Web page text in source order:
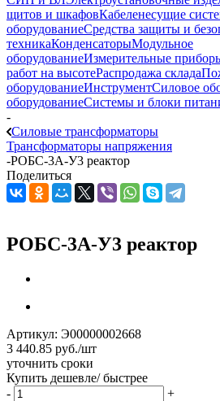
щитов и шкафовКабеленесущие
оборудованиеСредства защиты и
техникаКонденсаторыМодульное
оборудованиеИзмерительные
работ на высотеРаспродажа склада
оборудованиеИнструментСиловое
оборудованиеСистемы и блоки
-
Силовые трансформаторы
Трансформаторы напряжения
-РОБС-3А-У3 реактор
Поделиться
РОБС-3А-У3 реактор
Артикул: Э00000002668
3 440.85 руб./шт
уточнить сроки
Купить дешевле/ быстрее
-
+